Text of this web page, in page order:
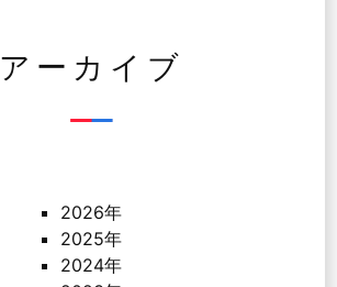
アーカイブ
2026年
2025年
2024年